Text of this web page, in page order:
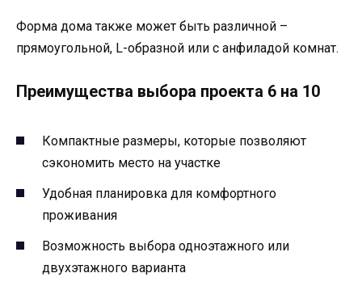
Форма дома также может быть различной –
прямоугольной, L-образной или с анфиладой комнат.
Преимущества выбора проекта 6 на 10
Компактные размеры, которые позволяют
сэкономить место на участке
Удобная планировка для комфортного
проживания
Возможность выбора одноэтажного или
двухэтажного варианта